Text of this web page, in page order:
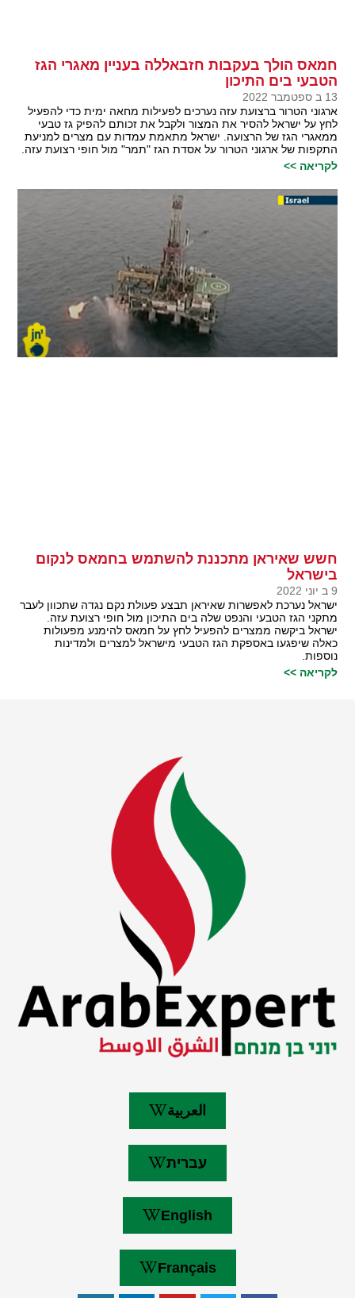
חמאס הולך בעקבות חזבאללה בעניין מאגרי הגז
הטבעי בים התיכון
13 ב ספטמבר 2022
ארגוני הטרור ברצועת עזה נערכים לפעילות מחאה ימית כדי להפעיל
לחץ על ישראל להסיר את המצור ולקבל את זכותם להפיק גז טבעי
ממאגרי הגז של הרצועה. ישראל מתאמת עמדות עם מצרים למניעת
התקפות של ארגוני הטרור על אסדת הגז "תמר" מול חופי רצועת עזה.
לקריאה >>
חשש שאיראן מתכננת להשתמש בחמאס לנקום
בישראל
9 ב יוני 2022
ישראל נערכת לאפשרות שאיראן תבצע פעולת נקם נגדה שתכוון לעבר
מתקני הגז הטבעי והנפט שלה בים התיכון מול חופי רצועת עזה.
ישראל ביקשה ממצרים להפעיל לחץ על חמאס להימנע מפעולות
כאלה שיפגעו באספקת הגז הטבעי מישראל למצרים ולמדינות
נוספות.
לקריאה >>
العربية
עברית
English
Français